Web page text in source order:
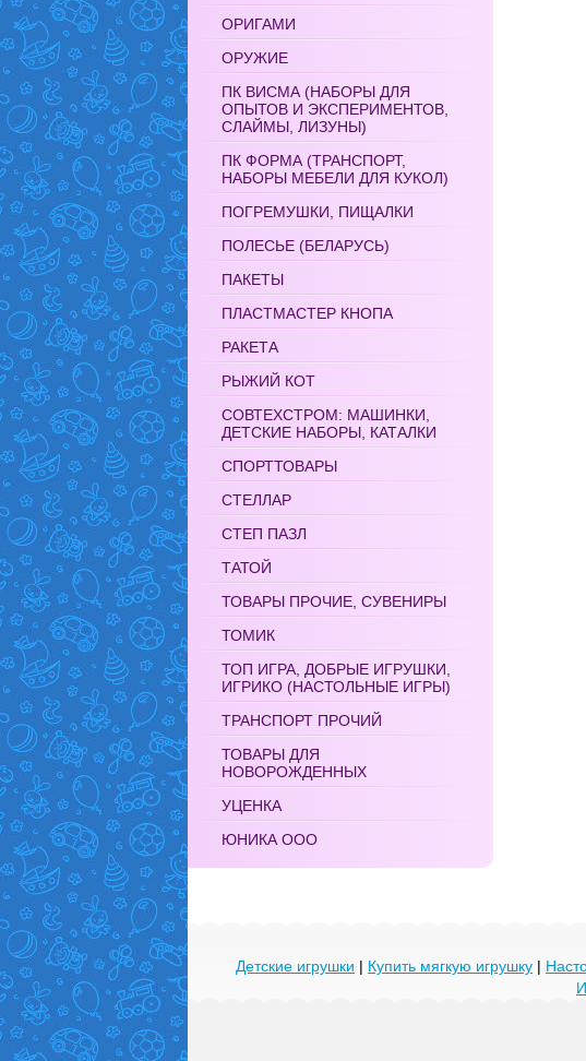
ОРИГАМИ
ОРУЖИЕ
ПК ВИСМА (НАБОРЫ ДЛЯ
ОПЫТОВ И ЭКСПЕРИМЕНТОВ,
СЛАЙМЫ, ЛИЗУНЫ)
ПК ФОРМА (ТРАНСПОРТ,
НАБОРЫ МЕБЕЛИ ДЛЯ КУКОЛ)
ПОГРЕМУШКИ, ПИЩАЛКИ
ПОЛЕСЬЕ (БЕЛАРУСЬ)
ПАКЕТЫ
ПЛАСТМАСТЕР КНОПА
РАКЕТА
РЫЖИЙ КОТ
СОВТЕХСТРОМ: МАШИНКИ,
ДЕТСКИЕ НАБОРЫ, КАТАЛКИ
СПОРТТОВАРЫ
СТЕЛЛАР
СТЕП ПАЗЛ
ТАТОЙ
ТОВАРЫ ПРОЧИЕ, СУВЕНИРЫ
ТОМИК
ТОП ИГРА, ДОБРЫЕ ИГРУШКИ,
ИГРИКО (НАСТОЛЬНЫЕ ИГРЫ)
ТРАНСПОРТ ПРОЧИЙ
ТОВАРЫ ДЛЯ
НОВОРОЖДЕННЫХ
УЦЕНКА
ЮНИКА ООО
Детские игрушки | Купить мягкую игрушку |